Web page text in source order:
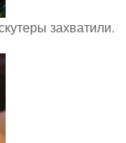
захватили.